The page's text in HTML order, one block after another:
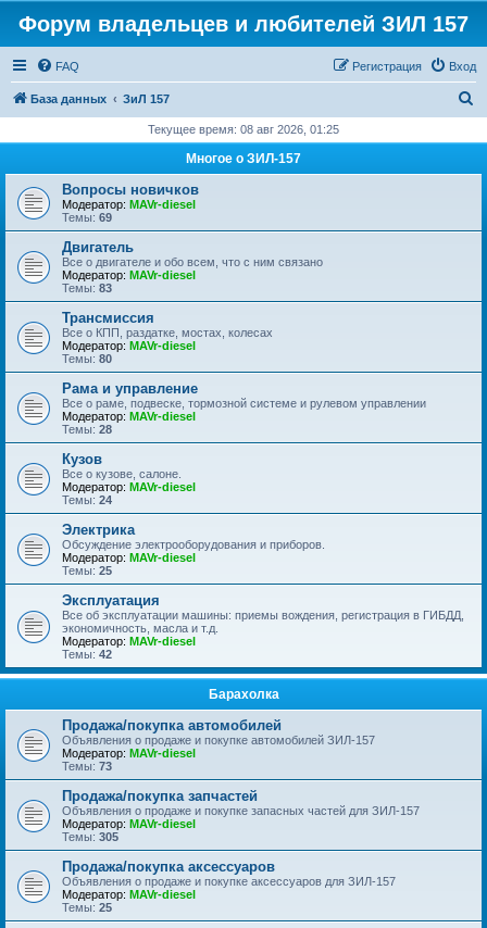
Форум владельцев и любителей ЗИЛ 157
FAQ Вход
Регистрация
База данных ЗиЛ 157
с
Текущее время: 08 авг 2026, 01:25
Многое о ЗИЛ-157
Вопросы новичков
Модератор: MAVr-diesel
Темы: 69
Двигатель
Все о двигателе и обо всем, что с ним связано
Модератор: MAVr-diesel
Темы: 83
Трансмиссия
Все о КПП, раздатке, мостах, колесах
Модератор: MAVr-diesel
Темы: 80
Рама и управление
Все о раме, подвеске, тормозной системе и рулевом управлении
Модератор: MAVr-diesel
Темы: 28
Кузов
Все о кузове, салоне.
Модератор: MAVr-diesel
Темы: 24
Электрика
Обсуждение электрооборудования и приборов.
Модератор: MAVr-diesel
Темы: 25
Эксплуатация
Все об эксплуатации машины: приемы вождения, регистрация в ГИБДД,
экономичность, масла и т.д.
Модератор: MAVr-diesel
Темы: 42
Барахолка
Продажа/покупка автомобилей
Объявления о продаже и покупке автомобилей ЗИЛ-157
Модератор: MAVr-diesel
Темы: 73
Продажа/покупка запчастей
Объявления о продаже и покупке запасных частей для ЗИЛ-157
Модератор: MAVr-diesel
Темы: 305
Продажа/покупка аксессуаров
Объявления о продаже и покупке аксессуаров для ЗИЛ-157
Модератор: MAVr-diesel
Темы: 25